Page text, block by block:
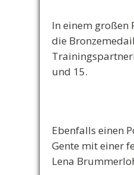
In einem großen
die
und 15.
Ebenfalls einen
Gente mit einer
Lena